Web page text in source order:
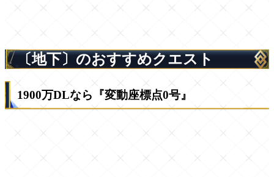
〔地下〕のおすすめクエスト
1900万DLなら『変動座標点0号』